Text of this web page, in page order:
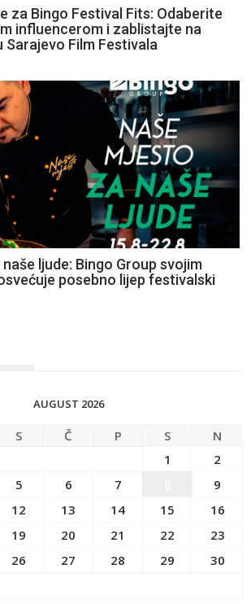
za Bingo Festival Fits: Odaberite
influencerom i zablistajte na
Sarajevo Film Festivala
ljude: Bingo Group svojim
posebno lijep festivalski
AUGUST 2026
S Č P S
N
1
2
5 6 7
9
12 13 14 15
16
19 20 21 22
23
26 27 28 29
30